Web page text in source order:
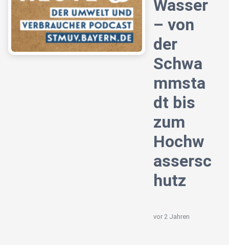
Wasser
– von
der
Schwa
mmsta
dt bis
zum
Hochw
assersc
hutz
vor 2 Jahren